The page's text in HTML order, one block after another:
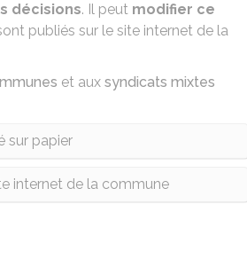
décisions. Il peut modifier ce
publiés sur le site internet de la
et aux syndicats mixtes
sur papier
internet de la commune